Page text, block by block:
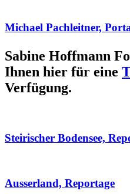
Michael Pachleitner,
Sabine Hoffmann
Ihnen hier für eine
Verfügung.
Steirischer Bodensee,
Ausserland, Reportage